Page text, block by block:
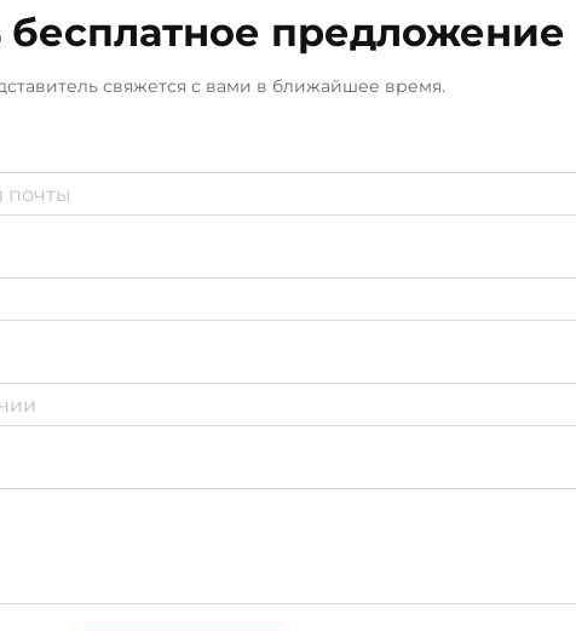
бесплатное предложение
свяжется с вами в ближайшее время.